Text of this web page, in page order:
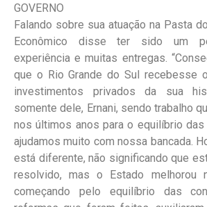
GOVERNO
Falando sobre sua atuação na Pasta
Econômico disse ter sido um
experiência e muitas entregas.
que o Rio Grande do Sul recebesse
investimentos privados da sua
somente dele, Ernani, sendo trabalho
nos últimos anos para o equilíbrio
ajudamos muito com nossa bancada.
está diferente, não significando que
resolvido, mas o Estado melhorou
começando pelo equilíbrio das